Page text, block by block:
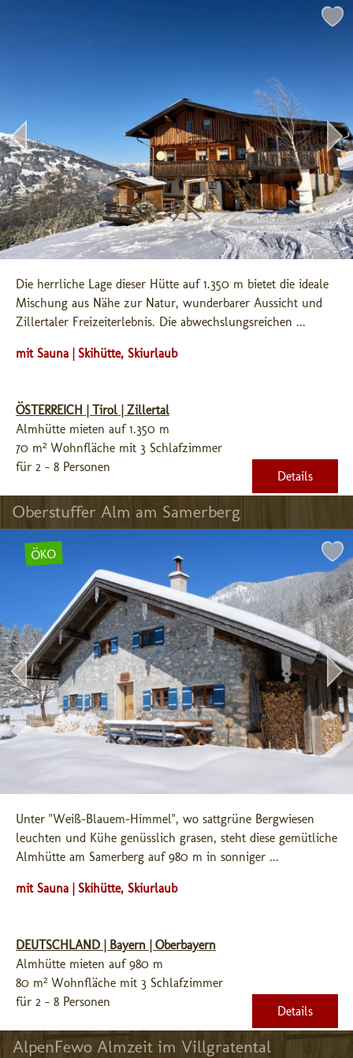
Die herrliche Lage dieser Hütte auf 1.350 m bietet die ideale
Mischung aus Nähe zur Natur, wunderbarer Aussicht und
Zillertaler Freizeiterlebnis. Die abwechslungsreichen ...
mit Sauna | Skihütte, Skiurlaub
ÖSTERREICH | Tirol | Zillertal
Almhütte mieten auf 1.350 m
70 m² Wohnfläche mit 3 Schlafzimmer
für 2 - 8 Personen
Details
Oberstuffer Alm am Samerberg
ÖKO
Unter "Weiß-Blauem-Himmel", wo sattgrüne Bergwiesen
leuchten und Kühe genüsslich grasen, steht diese gemütliche
Almhütte am Samerberg auf 980 m in sonniger ...
mit Sauna | Skihütte, Skiurlaub
DEUTSCHLAND | Bayern | Oberbayern
Almhütte mieten auf 980 m
80 m² Wohnfläche mit 3 Schlafzimmer
für 2 - 8 Personen
Details
AlpenFewo Almzeit im Villgratental